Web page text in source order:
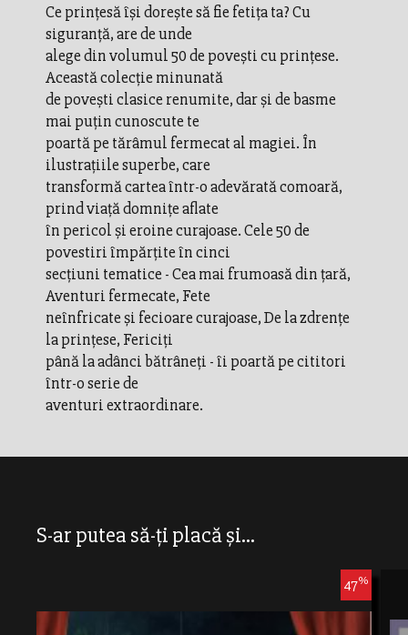
Ce prinţesă îşi doreşte să fie fetiţa ta? Cu
siguranţă, are de unde
alege din volumul 50 de poveşti cu prinţese.
Această colecţie minunată
de poveşti clasice renumite, dar şi de basme
mai puţin cunoscute te
poartă pe tărâmul fermecat al magiei. În
ilustraţiile superbe, care
transformă cartea într-o adevărată comoară,
prind viaţă domniţe aflate
în pericol şi eroine curajoase. Cele 50 de
povestiri împărţite în cinci
secţiuni tematice - Cea mai frumoasă din ţară,
Aventuri fermecate, Fete
neînfricate şi fecioare curajoase, De la zdrenţe
la prinţese, Fericiţi
până la adânci bătrâneţi - îi poartă pe cititori
într-o serie de
aventuri extraordinare.
S-ar putea să-ți placă și...
47%